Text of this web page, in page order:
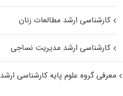
کارشناسی ارشد مطالعات زنان
کارشناسی ارشد مدیریت نساجی
معرفی گروه علوم پایه کارشناسی ارشد